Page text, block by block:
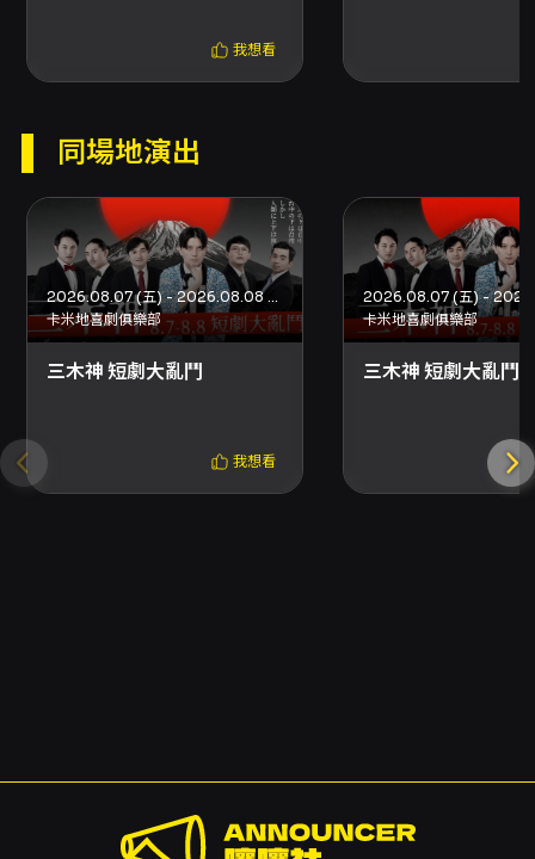
我想看
同場地演出
2026.08.07 (五) - 2026.08.08 (六)
卡米地喜劇俱樂部
三木神 短劇大亂鬥
我想看
卡米地喜劇俱樂部
三木神 短劇大亂鬥